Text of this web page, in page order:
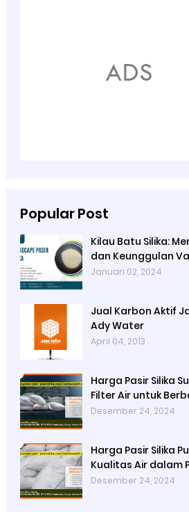
Popular Post
Kilau Batu Silika:
dan Keunggulan
dari Ady Water
Januari 02, 2024
Jual Karbon Aktif
Ady Water
April 04, 2013
Harga Pasir Silika
Filter Air untuk
Desember 24, 2024
Harga Pasir Silika
Kualitas Air dalam
Peran Pasir Silika
Desember 24, 2024